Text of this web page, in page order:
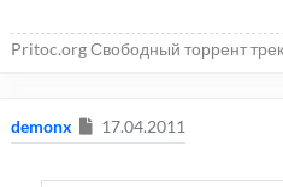
Pritoc.org Свободный торрент
demonx Сообщение
17.04.2011